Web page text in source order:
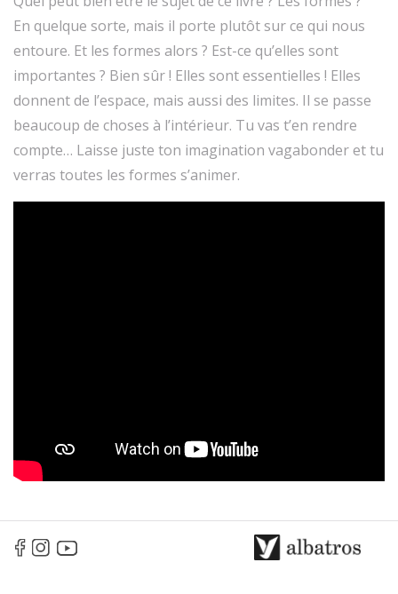
En quelque sorte, mais il porte plutôt sur ce qui nous
entoure. Et les formes alors ? Est-ce qu’elles sont
importantes ? Bien sûr ! Elles sont essentielles ! Elles
donnent de l’espace, mais aussi des limites. Il se passe
beaucoup de choses à l’intérieur. Tu vas t’en rendre
compte… Laisse juste ton imagination vagabonder et tu
verras toutes les formes s’animer.